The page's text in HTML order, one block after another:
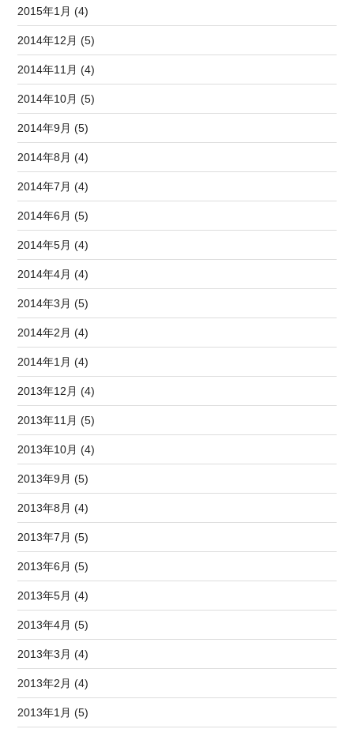
2015年1月 (4)
2014年12月 (5)
2014年11月 (4)
2014年10月 (5)
2014年9月 (5)
2014年8月 (4)
2014年7月 (4)
2014年6月 (5)
2014年5月 (4)
2014年4月 (4)
2014年3月 (5)
2014年2月 (4)
2014年1月 (4)
2013年12月 (4)
2013年11月 (5)
2013年10月 (4)
2013年9月 (5)
2013年8月 (4)
2013年7月 (5)
2013年6月 (5)
2013年5月 (4)
2013年4月 (5)
2013年3月 (4)
2013年2月 (4)
2013年1月 (5)